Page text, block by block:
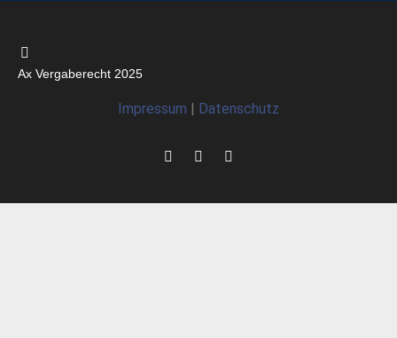
Ax Vergaberecht 2025
Impressum Datenschutz